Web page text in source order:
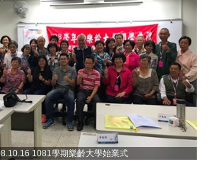
1081學期樂齡大學始業式